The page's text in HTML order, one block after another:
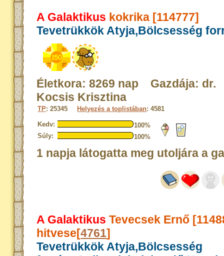
A Galaktikus kokrika [114777]
Tevetrükkök Atyja,Bölcsesség
Életkora: 8269 nap Gazdája: dr.
Kocsis Krisztina
TP: 25345 Helyezés a toplistában: 4581
Kedv:
100%
Súly:
100%
1 napja látogatta meg utoljára a
A Galaktikus Tevecsek Ernő
hitvese[4761]
Tevetrükkök Atyja,Bölcsesség